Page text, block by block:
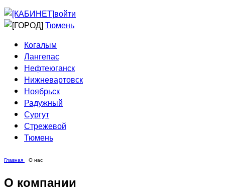
Домовые сети
войти
Тюмень
Когалым
Лангепас
Нефтеюганск
Нижневартовск
Ноябрьск
Радужный
Сургут
Стрежевой
Тюмень
Главная О нас
О компании